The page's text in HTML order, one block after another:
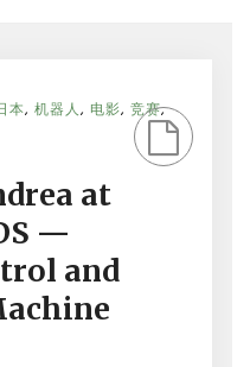
本, 机器人, 电影, 竞赛,
at
—
and